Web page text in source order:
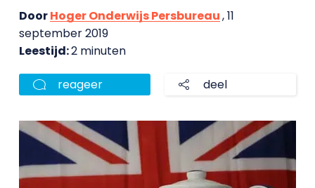
DoorHoger Onderwijs Persbureau, 11
september 2019
Leestijd:2 minuten
reageer deel